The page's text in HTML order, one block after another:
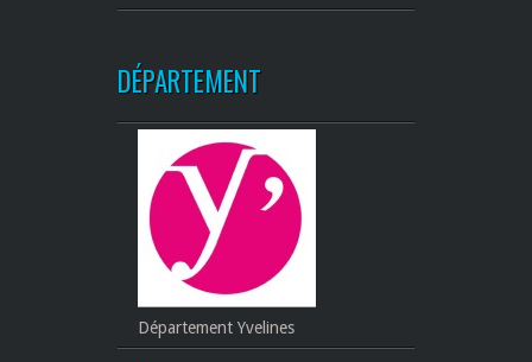
DÉPARTEMENT
Département Yvelines